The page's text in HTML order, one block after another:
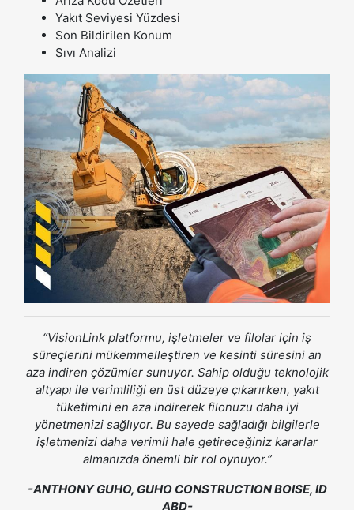
Yakıt Seviyesi Yüzdesi
Son Bildirilen Konum
Sıvı Analizi
“VisionLink platformu, işletmeler ve filolar için iş
süreçlerini mükemmelleştiren ve kesinti süresini an
aza indiren çözümler sunuyor. Sahip olduğu teknolojik
altyapı ile verimliliği en üst düzeye çıkarırken, yakıt
tüketimini en aza indirerek filonuzu daha iyi
yönetmenizi sağlıyor. Bu sayede sağladığı bilgilerle
işletmenizi daha verimli hale getireceğiniz kararlar
almanızda önemli bir rol oynuyor.”
-ANTHONY GUHO, GUHO CONSTRUCTION BOISE, ID
ABD-